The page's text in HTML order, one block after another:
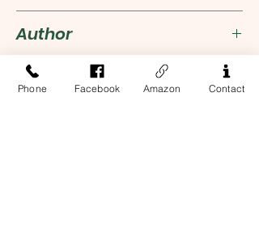
9787895447110
Author
董笙
Publisher
Phone Facebook Amazon Contact